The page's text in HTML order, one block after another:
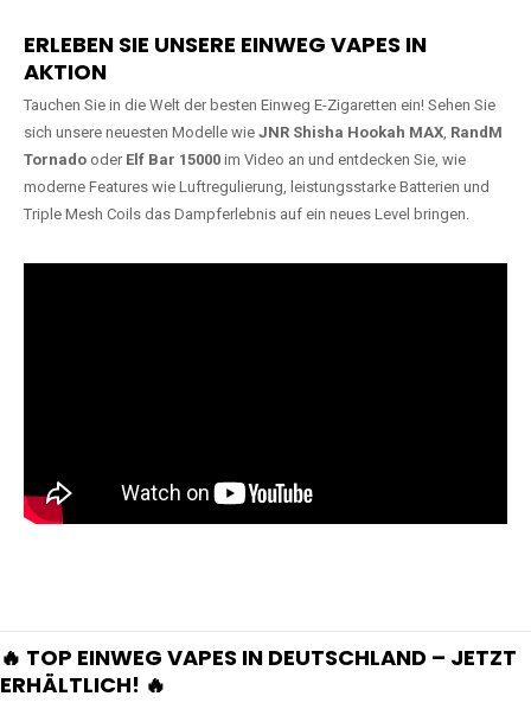
ERLEBEN SIE UNSERE EINWEG VAPES IN
AKTION
Tauchen Sie in die Welt der besten Einweg E-Zigaretten ein! Sehen Sie
sich unsere neuesten Modelle wie JNR Shisha Hookah MAX, RandM
Tornado oder Elf Bar 15000 im Video an und entdecken Sie, wie
moderne Features wie Luftregulierung, leistungsstarke Batterien und
Triple Mesh Coils das Dampferlebnis auf ein neues Level bringen.
🔥 TOP EINWEG VAPES IN DEUTSCHLAND – JETZT
ERHÄLTLICH! 🔥